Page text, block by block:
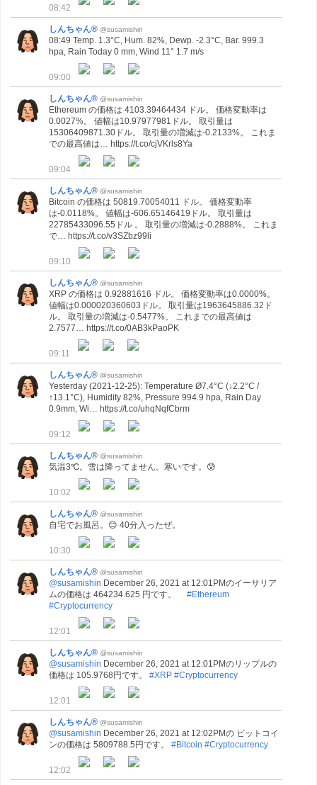
08:42
しんちゃん® @susamishin
08:49 Temp. 1.3°C, Hum. 82%, Dewp. -2.3°C, Bar. 999.3
hpa, Rain Today 0 mm, Wind 11° 1.7 m/s
09:00
しんちゃん® @susamishin
Ethereum の価格は 4103.39464434 ドル。 価格変動率は
0.0027%。 値幅は10.97977981ドル。 取引量は
15306409871.30ドル。 取引量の増減は-0.2133%。 これま
での最高値は… https://t.co/cjVKrls8Ya
09:04
しんちゃん® @susamishin
Bitcoin の価格は 50819.70054011 ドル。 価格変動率
は-0.0118%。 値幅は-606.65146419ドル。 取引量は
22785433096.55ドル 。 取引量の増減は-0.2888%。 これま
で… https://t.co/v3SZbz99li
09:10
しんちゃん® @susamishin
XRP の価格は 0.92881616 ドル。 価格変動率は0.0000%。
値幅は0.000020360603ドル。 取引量は1963645886.32ド
ル。 取引量の増減は-0.5477%。 これまでの最高値は
2.7577… https://t.co/0AB3kPaoPK
09:11
しんちゃん® @susamishin
Yesterday (2021-12-25): Temperature Ø7.4°C (↓2.2°C /
↑13.1°C), Humidity 82%, Pressure 994.9 hpa, Rain Day
0.9mm, Wi… https://t.co/uhqNqfCbrm
09:12
しんちゃん® @susamishin
気温3℃。雪は降ってません。寒いです。😰
10:02
しんちゃん® @susamishin
自宅でお風呂。😊 40分入ったぜ。
10:30
しんちゃん® @susamishin
@susamishin December 26, 2021 at 12:01PMのイーサリア
ムの価格は 464234.625 円です。 #Ethereum
#Cryptocurrency
12:01
しんちゃん® @susamishin
@susamishin December 26, 2021 at 12:01PMのリップルの
価格は 105.9768円です。 #XRP #Cryptocurrency
12:01
しんちゃん® @susamishin
@susamishin December 26, 2021 at 12:02PMの ビットコイ
ンの価格は 5809788.5円です。 #Bitcoin #Cryptocurrency
12:02